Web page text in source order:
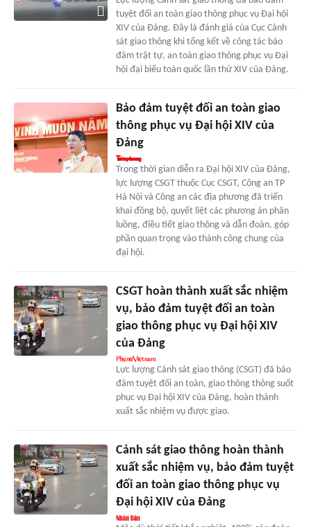
tuyệt đối an toàn giao thông phục vụ Đại hội
XIV của Đảng. Đây là đánh giá của Cục Cảnh
sát giao thông khi tổng kết về công tác bảo
đảm trật tự, an toàn giao thông phục vụ Đại
hội đại biểu toàn quốc lần thứ XIV của Đảng.
Bảo đảm tuyệt đối an toàn giao
thông phục vụ Đại hội XIV của
Đảng
Trong thời gian diễn ra Đại hội XIV của Đảng,
lực lượng CSGT thuộc Cục CSGT, Công an TP
Hà Nội và Công an các địa phương đã triển
khai đồng bộ, quyết liệt các phương án phân
luồng, điều tiết giao thông và dẫn đoàn, góp
phần quan trọng vào thành công chung của
đại hội.
CSGT hoàn thành xuất sắc nhiệm
vụ, bảo đảm tuyệt đối an toàn
giao thông phục vụ Đại hội XIV
của Đảng
Lực lượng Cảnh sát giao thông (CSGT) đã bảo
đảm tuyệt đối an toàn, giao thông thông suốt
phục vụ Đại hội XIV của Đảng, hoàn thành
xuất sắc nhiệm vụ được giao.
Cảnh sát giao thông hoàn thành
xuất sắc nhiệm vụ, bảo đảm tuyệt
đối an toàn giao thông phục vụ
Đại hội XIV của Đảng